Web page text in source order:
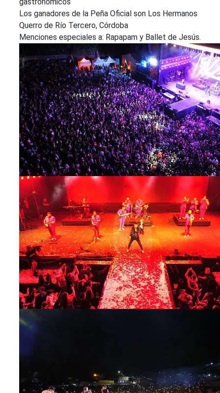
Los ganadores de la Peña Oficial son Los Hermanos
Querro de Río Tercero, Córdoba
Menciones especiales a: Rapapam y Ballet de Jesús.